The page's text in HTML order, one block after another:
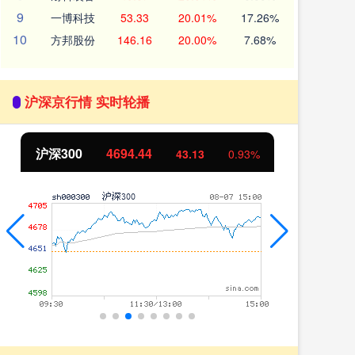
9 一博科技 53.33 20.01% 17.26%
10 方邦股份 146.16 20.00% 7.68%
沪深京行情 实时轮播
沪深300 4694.44 43.13 0.93%